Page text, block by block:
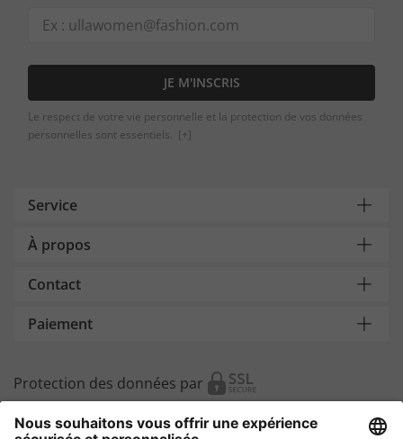
JE M'INSCRIS
Le respect de votre vie personnelle et la protection de vos données
personnelles sont essentiels. [+]
Service
À propos
Contact
Paiement
Protection des données par